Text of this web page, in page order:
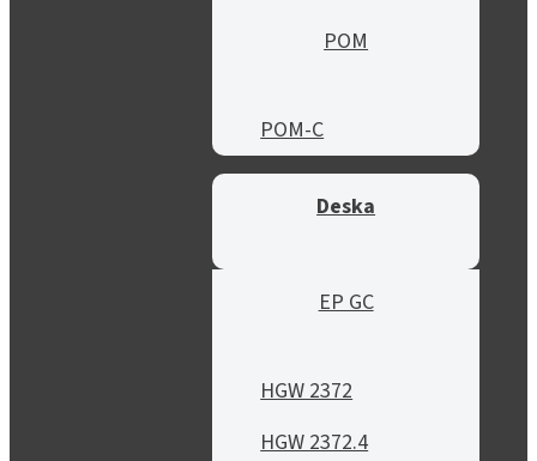
POM
POM-C
Deska
EP GC
HGW 2372
HGW 2372.4